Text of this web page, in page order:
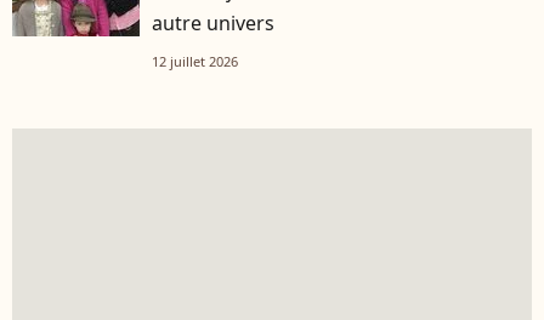
autre univers
12 juillet 2026